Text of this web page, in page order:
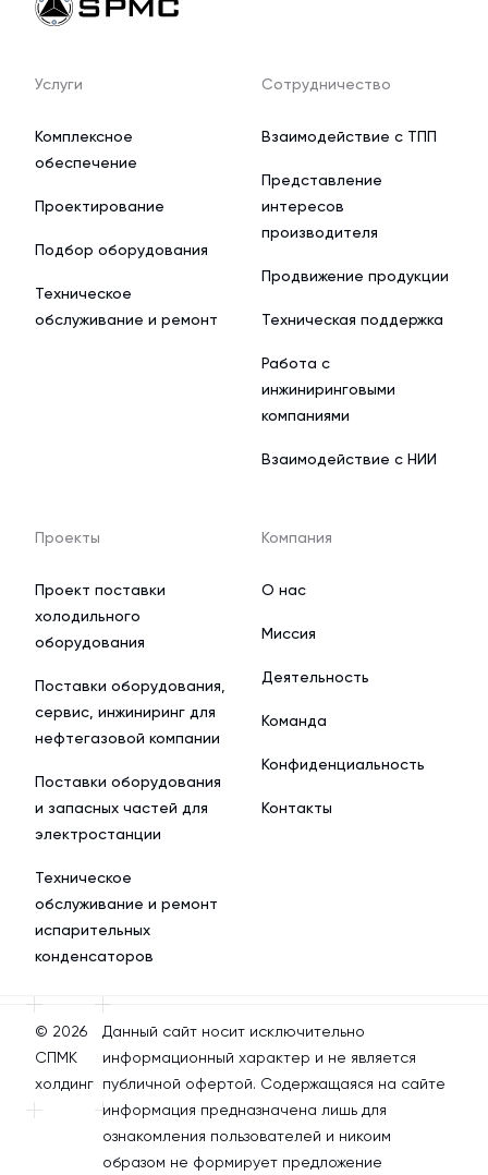
Услуги
Комплексное
обеспечение
Проектирование
Подбор оборудования
Техническое
обслуживание и ремонт
Сотрудничество
Взаимодействие с ТПП
Представление
интересов
производителя
Продвижение продукции
Техническая поддержка
Работа с
инжиниринговыми
компаниями
Взаимодействие с НИИ
Проекты
Проект поставки
холодильного
оборудования
Поставки оборудования,
сервис, инжиниринг для
нефтегазовой компании
Поставки оборудования
и запасных частей для
электростанции
Техническое
обслуживание и ремонт
испарительных
конденсаторов
Компания
О нас
Миссия
Деятельность
Команда
Конфиденциальность
Контакты
© 2026
СПМК
холдинг
Данный сайт носит исключительно
информационный характер и не является
публичной офертой. Содержащаяся на сайте
информация предназначена лишь для
ознакомления пользователей и никоим
образом не формирует предложение